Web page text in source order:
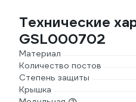
Технические
GSL000702
Материал
Количество постов
Степень защиты
Крышка